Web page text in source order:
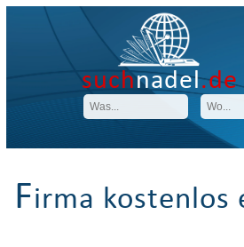
suchnadel.de
Firma kostenlos